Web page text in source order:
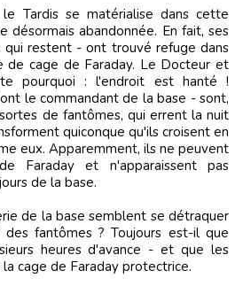
Tardis se matérialise dans cette
désormais abandonnée. En fait, ses
qui restent - ont trouvé refuge dans
de cage de Faraday. Le Docteur et
pourquoi : l'endroit est hanté !
le commandant de la base - sont,
de fantômes, qui errent la nuit
quiconque qu'ils croisent en
eux. Apparemment, ils ne peuvent
Faraday et n'apparaissent pas
de la base.
de la base semblent se détraquer
fantômes ? Toujours est-il que
heures d'avance - et que les
cage de Faraday protectrice.